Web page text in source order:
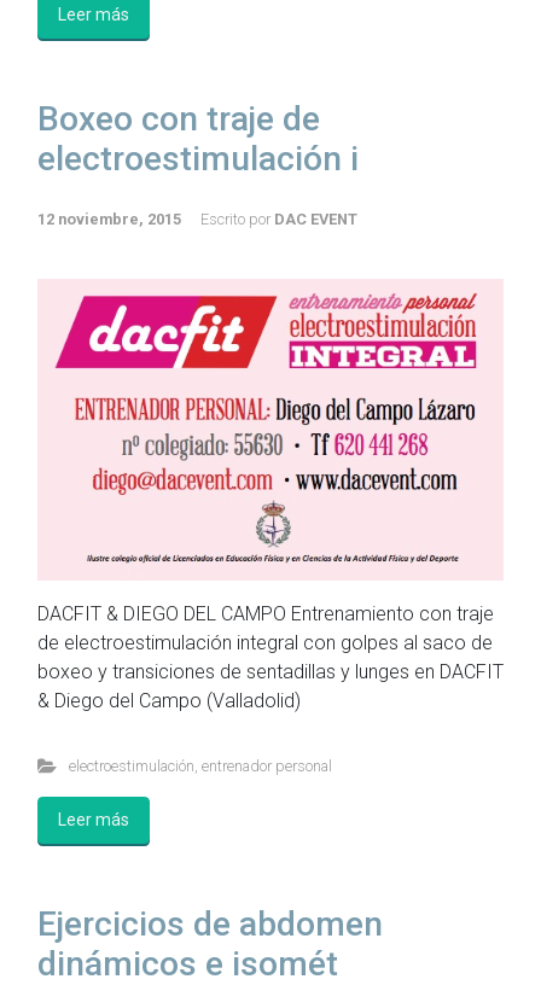
Leer más
Boxeo con traje de
electroestimulación i
12 noviembre, 2015 Escrito por DAC EVENT
DACFIT & DIEGO DEL CAMPO Entrenamiento con traje
de electroestimulación integral con golpes al saco de
boxeo y transiciones de sentadillas y lunges en DACFIT
& Diego del Campo (Valladolid)
electroestimulación entrenador personal
Leer más
Ejercicios de abdomen
dinámicos e isomét